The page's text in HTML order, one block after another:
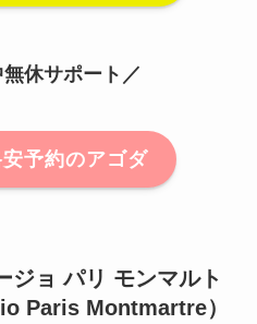
休サポート／
予約のアゴダ
ジョ パリ モンマルト
Paris Montmartre）